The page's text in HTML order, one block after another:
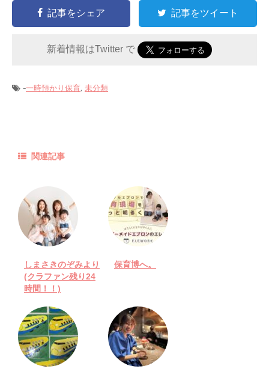
記事をシェア 記事をツイート
新着情報はTwitter で
-一時預かり保育, 未分類
関連記事
しまさきのぞみより
(クラファン残り24
時間！！)
保育博へ。